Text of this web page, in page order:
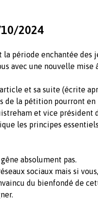
2024
période enchantée des
avec une nouvelle mise
et sa suite (écrite
de la pétition pourront en
et vice président
les principes
absolument pas.
sociaux mais si
du bienfondé de